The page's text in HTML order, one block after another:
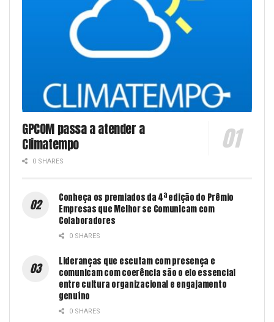
GPCOM passa a atender a
Climatempo
0 SHARES
Conheça os premiados da 4ª edição do Prêmio
Empresas que Melhor se Comunicam com
Colaboradores
0 SHARES
Lideranças que escutam com presença e
comunicam com coerência são o elo essencial
entre cultura organizacional e engajamento
genuíno
0 SHARES